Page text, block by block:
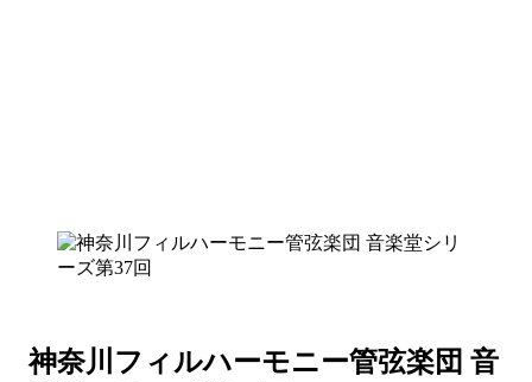
神奈川フィルハーモニー管弦楽団 音